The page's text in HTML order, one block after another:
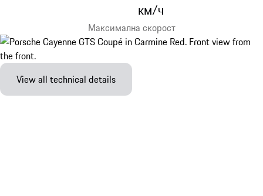
Максимална скорост
км/ч
View all technical details